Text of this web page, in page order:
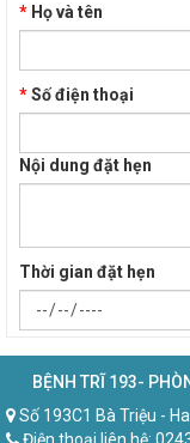
* Họ và tên
*Số điện thoại
Nội dung đặt hẹn
Thời gian đặt hẹn
BỆNH TRĨ 193-
Số 193C1 Bà Triệu -